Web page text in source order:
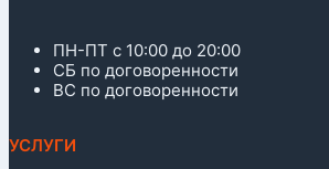
ПН-ПТ с 10:00 до 20:00
СБ по договоренности
ВС по договоренности
УСЛУГИ